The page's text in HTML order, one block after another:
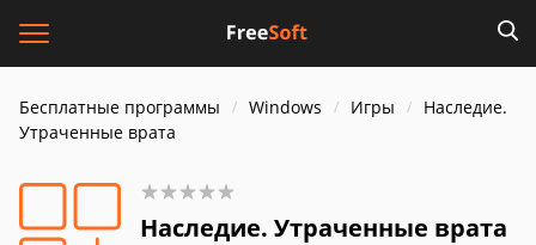
Бесплатные программы Windows Игры
Наследие.
Утраченные врата
Наследие. Утраченные врата